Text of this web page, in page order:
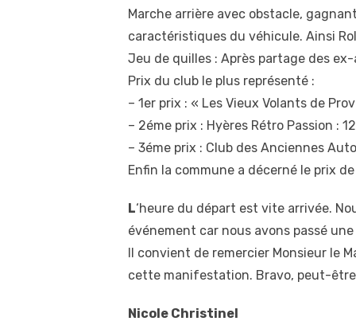
Marche arrière avec obstacle,
caractéristiques du véhicule. Ainsi
Jeu de quilles : Après partage des
Prix du club le plus représenté :
– 1er prix : « Les Vieux Volants de
– 2éme prix : Hyères Rétro Passion :
– 3éme prix : Club des Anciennes
Enfin la commune a décerné le prix
L‘heure du départ est vite arrivée.
événement car nous avons passé
Il convient de remercier Monsieur le
cette manifestation. Bravo, peut-être
Nicole Christinel